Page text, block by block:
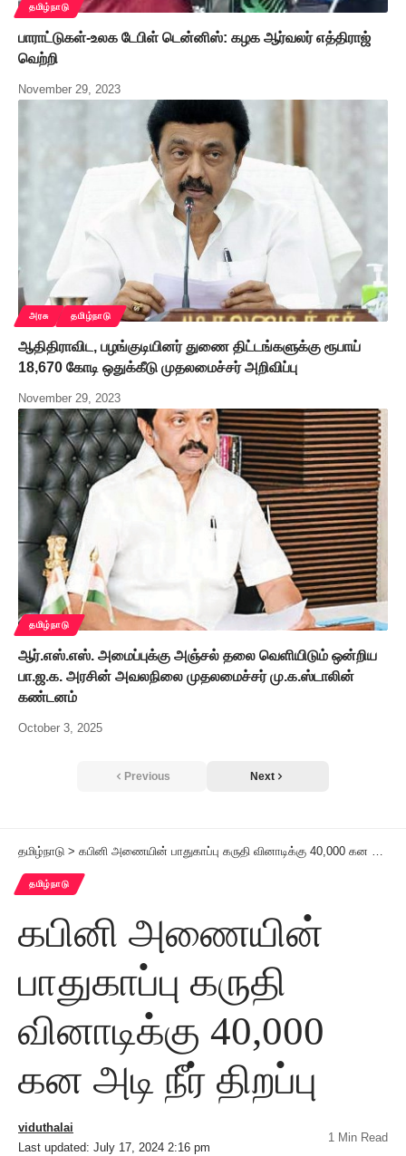
தமிழ்நாடு
பாராட்டுகள்-உலக டேபிள் டென்னிஸ்: கழக ஆர்வலர் எத்திராஜ்
வெற்றி
November 29, 2023
அரசு தமிழ்நாடு
ஆதிதிராவிட, பழங்குடியினர் துணை திட்டங்களுக்கு ரூபாய்
18,670 கோடி ஒதுக்கீடு முதலமைச்சர் அறிவிப்பு
November 29, 2023
தமிழ்நாடு
ஆர்.எஸ்.எஸ். அமைப்புக்கு அஞ்சல் தலை வெளியிடும் ஒன்றிய
பா.ஜ.க. அரசின் அவலநிலை முதலமைச்சர் மு.க.ஸ்டாலின்
கண்டனம்
October 3, 2025
Previous Next
தமிழ்நாடு > கபினி அணையின் பாதுகாப்பு கருதி வினாடிக்கு 40,000 கன அடி நீர் திறப்பு
தமிழ்நாடு
கபினி அணையின்
பாதுகாப்பு கருதி
வினாடிக்கு 40,000
கன அடி நீர் திறப்பு
Last updated: July 17, 2024 2:16 pm
viduthalai
1 Min Read